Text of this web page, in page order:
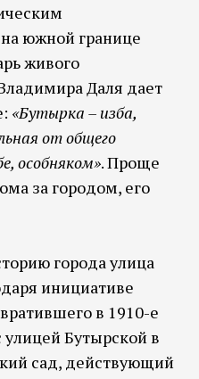
южной границе
живого
Даля дает
«Бутырка – изба,
от общего
особняком». Проще
за городом, его
города улица
инициативе
в 1910-е
улицей Бутырской в
сад, действующий